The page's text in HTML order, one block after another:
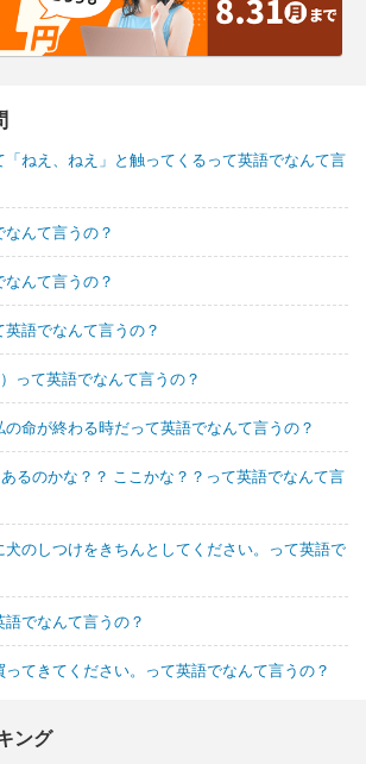
ねえ、ねえ」と触ってくるって英語でなんて言
んて言うの？
んて言うの？
語でなんて言うの？
って英語でなんて言うの？
命が終わる時だって英語でなんて言うの？
るのかな？？ ここかな？？って英語でなんて言
のしつけをきちんとしてください。って英語で
でなんて言うの？
てきてください。って英語でなんて言うの？
ング